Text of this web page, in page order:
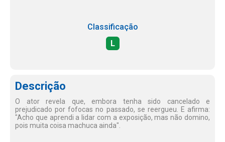
Classificação
L
Descrição
O ator revela que, embora tenha sido cancelado e
prejudicado por fofocas no passado, se reergueu. E afirma:
"Acho que aprendi a lidar com a exposição, mas não domino,
pois muita coisa machuca ainda".